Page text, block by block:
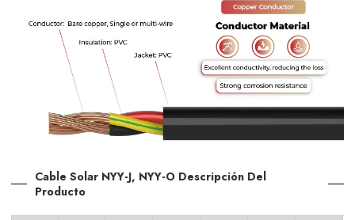
Cable Solar NYY-J, NYY-O Descripción Del
Producto